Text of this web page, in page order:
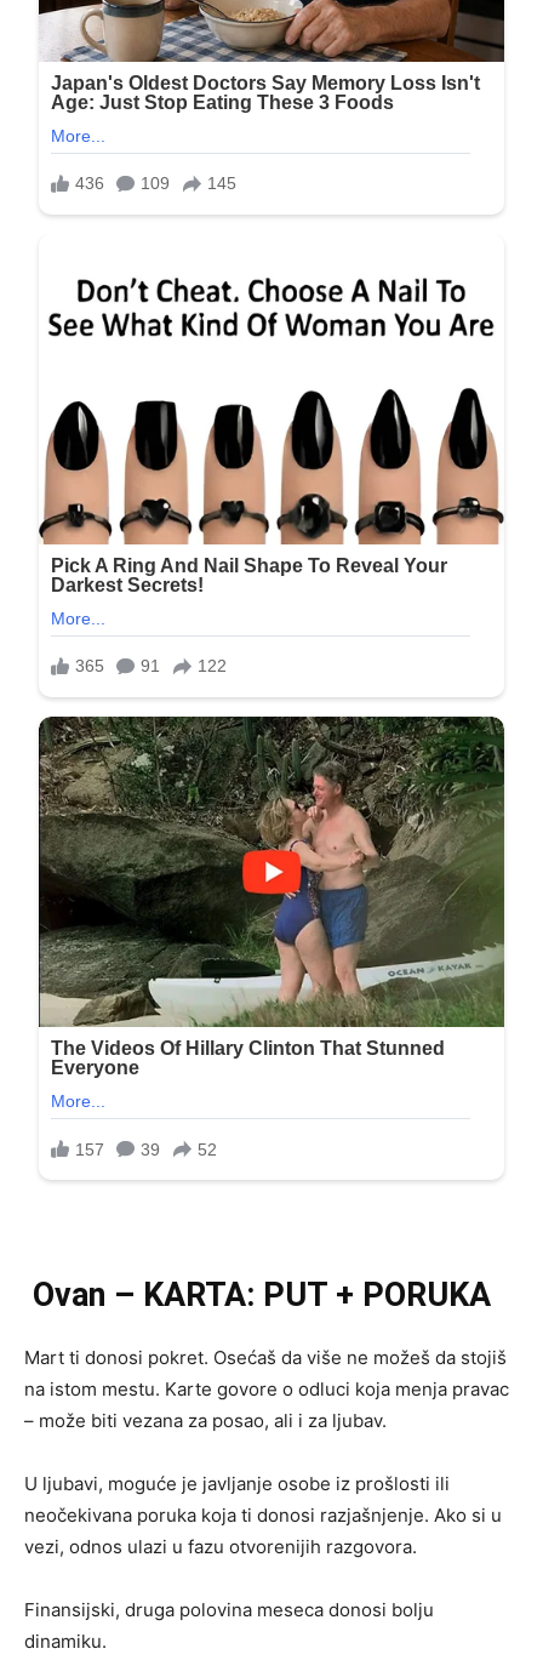
Ovan – KARTA: PUT + PORUKA
Mart ti donosi pokret. Osećaš da više ne možeš da stojiš
na istom mestu. Karte govore o odluci koja menja pravac
– može biti vezana za posao, ali i za ljubav.
U ljubavi, moguće je javljanje osobe iz prošlosti ili
neočekivana poruka koja ti donosi razjašnjenje. Ako si u
vezi, odnos ulazi u fazu otvorenijih razgovora.
Finansijski, druga polovina meseca donosi bolju
dinamiku.